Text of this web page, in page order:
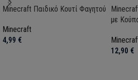
Minecraft Παιδικό Κουτί Φαγητού
Minecraft
4,99 €
με
12,90 €